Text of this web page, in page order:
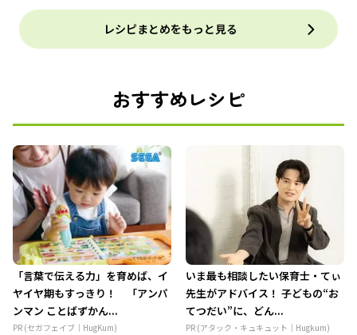
レシピまとめをもっと見る
おすすめレシピ
「言葉で伝える力」を育めば、イ
ヤイヤ期もすっきり！ 「アンパ
ンマン ことばずかん...
PR (セガフェイブ｜HugKum)
いま最も相談したい保育士・てぃ
先生がアドバイス！ 子どもの“お
てつだい”に、どん...
PR (アタック・キュキュット｜Hugkum)